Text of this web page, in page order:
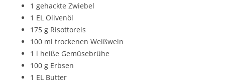
1 gehackte Zwiebel
1 EL Olivenöl
175 g Risottoreis
100 ml trockenen Weißwein
1 l heiße Gemüsebrühe
100 g Erbsen
1 EL Butter